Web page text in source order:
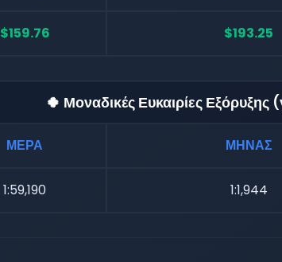
$159.76 $193.25
🍀 Μοναδικές Ευκαιρίες
ΜΕΡΑ ΜΗΝΑΣ
1:59,190 1:1,944